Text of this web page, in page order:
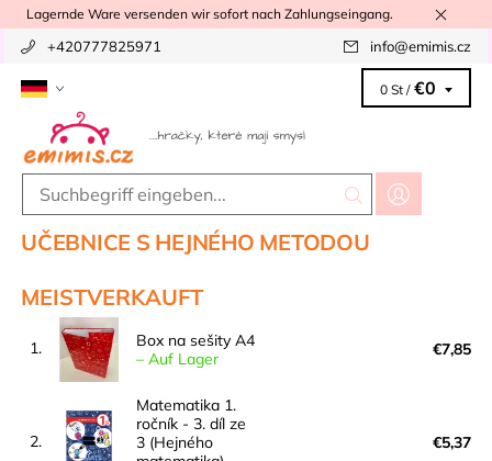
Lagernde Ware versenden wir sofort nach Zahlungseingang.
+420777825971 info@emimis.cz
0 St / €0
UČEBNICE S HEJNÉHO METODOU
MEISTVERKAUFT
1.
Box na sešity A4
– Auf Lager €7,85
2.
Matematika 1.
ročník - 3. díl ze
3 (Hejného
€5,37